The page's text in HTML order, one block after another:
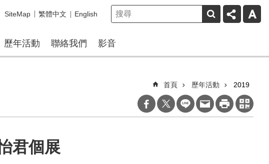
SiteMap 繁體中文 English
歷年活動 聯絡我們 影音
首頁 歷年活動 2019
君個展